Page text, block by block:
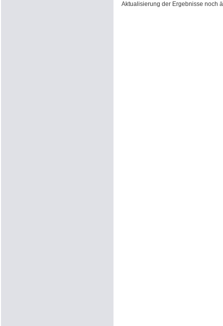
Aktualisierung der Ergebnisse noch